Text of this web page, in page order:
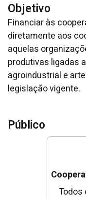
Objetivo
Financiar às
diretamente aos
aquelas
produtivas ligadas
agroindustrial e
legislação vigente.
Público
Todos